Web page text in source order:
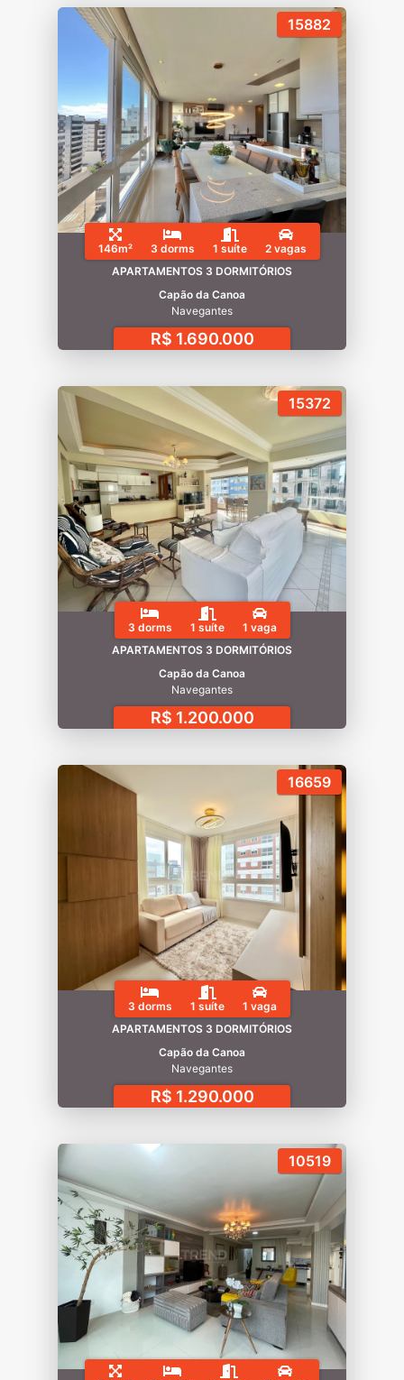
15882
146m² 3 dorms 1 suíte
2 vagas
APARTAMENTOS 3 DORMITÓRIOS
Capão da Canoa
Navegantes
R$ 1.690.000
15372
3 dorms 1 suíte
1 vaga
APARTAMENTOS 3 DORMITÓRIOS
Capão da Canoa
Navegantes
R$ 1.200.000
16659
3 dorms 1 suíte
1 vaga
APARTAMENTOS 3 DORMITÓRIOS
Capão da Canoa
Navegantes
R$ 1.290.000
10519